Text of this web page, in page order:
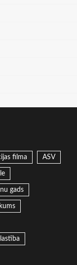
filma ASV
gads